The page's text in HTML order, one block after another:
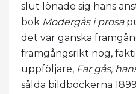
slut lönade sig hans
bok Modergås i prosa
det var ganska
framgångsrikt nog,
uppföljare, Far gås,
sålda bildböckerna